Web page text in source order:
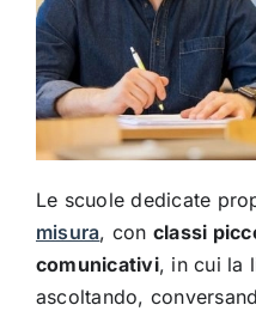
Le scuole dedicate
misura, con classi
comunicativi, in cui la
ascoltando,